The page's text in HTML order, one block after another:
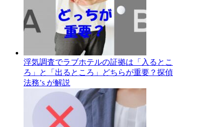
浮気調査でラブホテルの証拠は「入るとこ
ろ」と「出るところ」どちらが重要？探偵
法務’s が解説